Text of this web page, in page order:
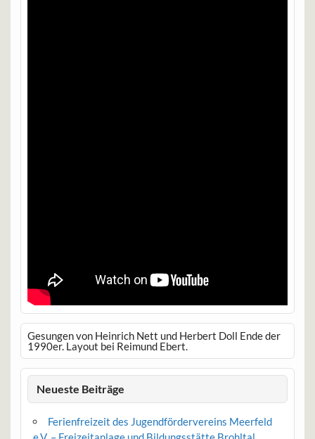
Gesungen von Heinrich Nett und Herbert Doll Ende der
1990er. Layout bei Reimund Ebert.
Neueste Beiträge
Ferienfreizeit des Jugendfördervereins Meerfeld